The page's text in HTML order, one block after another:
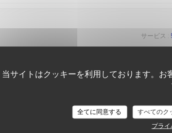
当サイトはクッキーを利用しております。
全てに同意する すべてのク
プラ
サービス :
voyage culinaire , les plats sont recherchés et
サービス: